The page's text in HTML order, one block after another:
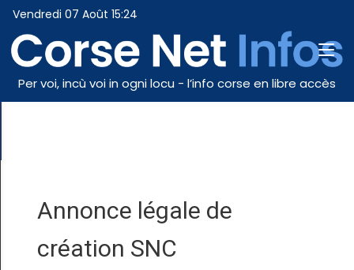
Vendredi 07 Août 15:24
Per voi, incù voi in ogni locu - l’info corse en libre accès
Annonce légale de
création SNC